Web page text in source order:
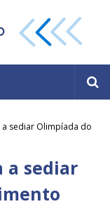
a sediar Olimpíada do
a sediar